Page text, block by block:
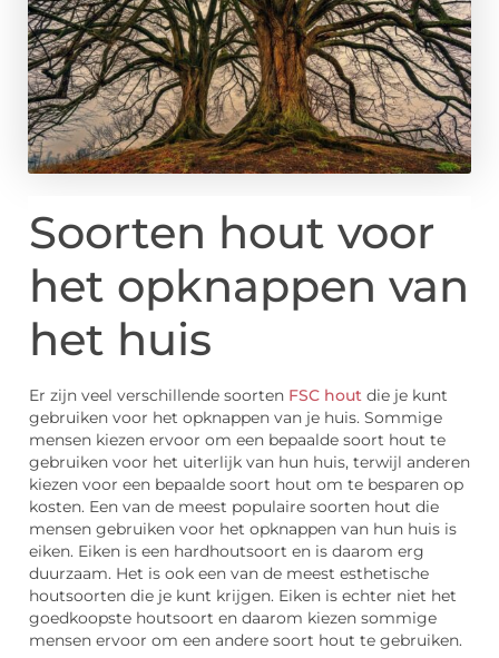
Soorten hout voor
het opknappen van
het huis
Er zijn veel verschillende soorten FSC hout die je kunt
gebruiken voor het opknappen van je huis. Sommige
mensen kiezen ervoor om een bepaalde soort hout te
gebruiken voor het uiterlijk van hun huis, terwijl anderen
kiezen voor een bepaalde soort hout om te besparen op
kosten. Een van de meest populaire soorten hout die
mensen gebruiken voor het opknappen van hun huis is
eiken. Eiken is een hardhoutsoort en is daarom erg
duurzaam. Het is ook een van de meest esthetische
houtsoorten die je kunt krijgen. Eiken is echter niet het
goedkoopste houtsoort en daarom kiezen sommige
mensen ervoor om een andere soort hout te gebruiken.